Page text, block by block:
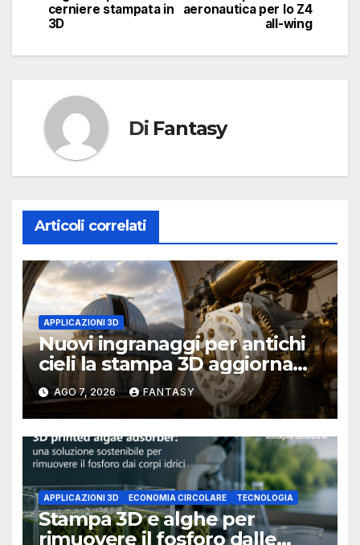
articoli
aeronautica per lo Z4
all-wing
cerniere stampata in
3D
Di Fantasy
Articoli correlati
APPLICAZIONI 3D
Nuovi ingranaggi per antichi
cieli la stampa 3D aggiorna
un osservatorio del 1930 della
University of Arkansas at
Little Rock
AGO 7, 2026 FANTASY
APPLICAZIONI 3D ECONOMIA CIRCOLARE TECNOLOGIA
Stampa 3D e alghe per
rimuovere il fosforo dalle